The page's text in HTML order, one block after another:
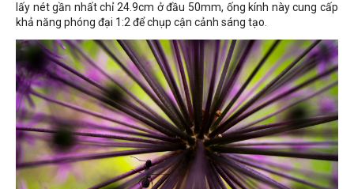
lấy nét gần nhất chỉ 24.9cm ở đầu 50mm, ống kính này cung cấp
khả năng phóng đại 1:2 để chụp cận cảnh sáng tạo.